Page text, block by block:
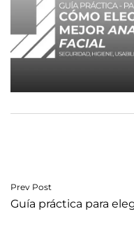
Navegación
de
Prev Post
Guía práctica para